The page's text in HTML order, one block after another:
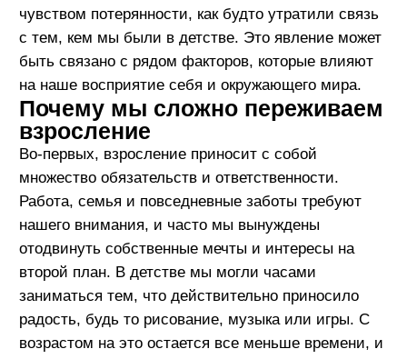
возрастом на это остается все меньше времени, и
мы начинаем забывать, что действительно нас
вдохновляет.
Во-вторых, общественные ожидания и давление
со стороны окружающих играют большую роль в
том, как мы воспринимаем себя. Общество
диктует нам определенные стандарты успеха и
поведения, и в попытке соответствовать им мы
можем утратить свою уникальность. Стремление
удовлетворить ожидания родителей, коллег или
социальных кругов нередко приводит к тому, что
наши собственные желания и ценности остаются в
Третьим фактором является стремление к
стабильности и безопасности. Взрослая жизнь
часто требует от нас принятия рациональных
решений, которые гарантируют материальное
благополучие и устойчивость. Это может привести
к выбору карьеры или образа жизни, которые не
страстям, но обеспечивают чувство